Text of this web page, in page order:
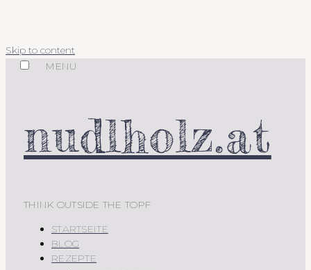
Skip to content
MENU
nudlholz.at
THINK OUTSIDE THE TOPF
STARTSEITE
BLOG
REZEPTE